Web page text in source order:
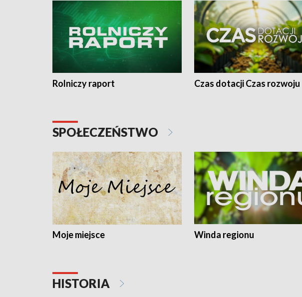
Rolniczy raport Czas dotacji Czas rozwoju
SPOŁECZEŃSTWO
Moje miejsce Winda regionu
HISTORIA